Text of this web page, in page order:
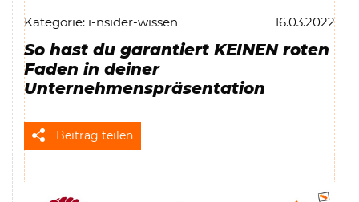
Kategorie: i-nsider-wissen 16.03.2022
So hast du garantiert KEINEN roten
Faden in deiner
Unternehmenspräsentation
Beitrag teilen